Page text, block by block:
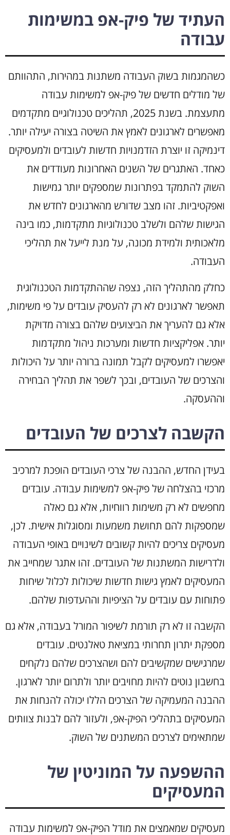
העתיד של פיק-אפ במשימות
עבודה
כשהמגמות בשוק העבודה משתנות במהירות, התהוותם
של מודלים חדשים של פיק-אפ למשימות עבודה
מתעצמת. בשנת 2025, תהליכים טכנולוגיים מתקדמים
מאפשרים לארגונים לאמץ את השיטה בצורה יעילה יותר.
דינמיקה זו יוצרת הזדמנויות חדשות לעובדים ולמעסיקים
כאחד. האתגרים של השנים האחרונות מעודדים את
השוק להתמקד בפתרונות שמספקים יותר גמישות
ואפקטיביות. זהו מצב שדורש מהארגונים לחדש את
הגישות שלהם ולשלב טכנולוגיות מתקדמות, כמו בינה
מלאכותית ולמידת מכונה, על מנת לייעל את תהליכי
העבודה.
כחלק מהתהליך הזה, נצפה שההתקדמות הטכנולוגית
תאפשר לארגונים לא רק להעסיק עובדים על פי משימות,
אלא גם להעריך את הביצועים שלהם בצורה מדויקת
יותר. אפליקציות חדשות ומערכות ניהול מתקדמות
יאפשרו למעסיקים לקבל תמונה ברורה יותר על היכולות
והצרכים של העובדים, ובכך לשפר את תהליך הבחירה
וההעסקה.
הקשבה לצרכים של העובדים
בעידן החדש, ההבנה של צרכי העובדים הופכת למרכיב
מרכזי בהצלחה של פיק-אפ למשימות עבודה. עובדים
מחפשים לא רק משימות רווחיות, אלא גם כאלה
שמספקות להם תחושת משמעות ומסוגלות אישית. לכן,
מעסיקים צריכים להיות קשובים לשינויים באופי העבודה
ולדרישות המשתנות של העובדים. זהו אתגר שמחייב את
המעסיקים לאמץ גישות חדשות שיכולות לכלול שיחות
פתוחות עם עובדים על הציפיות וההעדפות שלהם.
הקשבה זו לא רק תורמת לשיפור המורל בעבודה, אלא גם
מספקת יתרון תחרותי במציאת טאלנטים. עובדים
שמרגישים שמקשיבים להם ושהצרכים שלהם נלקחים
בחשבון נוטים להיות מחויבים יותר ולתרום יותר לארגון.
ההבנה המעמיקה של הצרכים הללו יכולה להנחות את
המעסיקים בתהליכי הפיק-אפ, ולעזור להם לבנות צוותים
שמתאימים לצרכים המשתנים של השוק.
ההשפעה על המוניטין של
המעסיקים
מעסיקים שמאמצים את מודל הפיק-אפ למשימות עבודה